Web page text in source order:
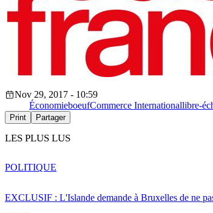
Nov 29, 2017 - 10:59
ÉconomieboeufCommerce Internationallibre-
Print Partager
LES PLUS LUS
EXCLUSIF : L'Islande demande à Bruxelles de ne
POLITIQUE